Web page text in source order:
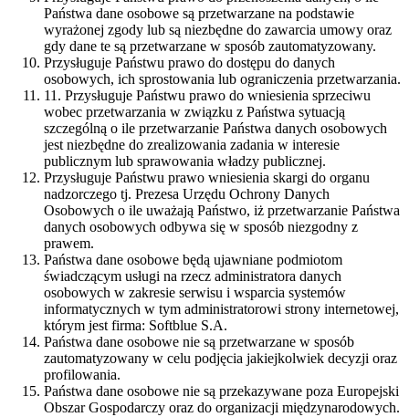
Państwa dane osobowe są przetwarzane na podstawie
wyrażonej zgody lub są niezbędne do zawarcia umowy oraz
gdy dane te są przetwarzane w sposób zautomatyzowany.
Przysługuje Państwu prawo do dostępu do danych
osobowych, ich sprostowania lub ograniczenia przetwarzania.
11. Przysługuje Państwu prawo do wniesienia sprzeciwu
wobec przetwarzania w związku z Państwa sytuacją
szczególną o ile przetwarzanie Państwa danych osobowych
jest niezbędne do zrealizowania zadania w interesie
publicznym lub sprawowania władzy publicznej.
Przysługuje Państwu prawo wniesienia skargi do organu
nadzorczego tj. Prezesa Urzędu Ochrony Danych
Osobowych o ile uważają Państwo, iż przetwarzanie Państwa
danych osobowych odbywa się w sposób niezgodny z
prawem.
Państwa dane osobowe będą ujawniane podmiotom
świadczącym usługi na rzecz administratora danych
osobowych w zakresie serwisu i wsparcia systemów
informatycznych w tym administratorowi strony internetowej,
którym jest firma: Softblue S.A.
Państwa dane osobowe nie są przetwarzane w sposób
zautomatyzowany w celu podjęcia jakiejkolwiek decyzji oraz
profilowania.
Państwa dane osobowe nie są przekazywane poza Europejski
Obszar Gospodarczy oraz do organizacji międzynarodowych.